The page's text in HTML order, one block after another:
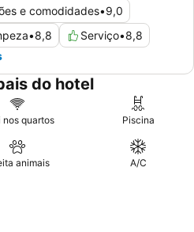
e comodidades•9,0
•8,8 Serviço•8,8
do hotel
nos quartos Piscina
animais A/C